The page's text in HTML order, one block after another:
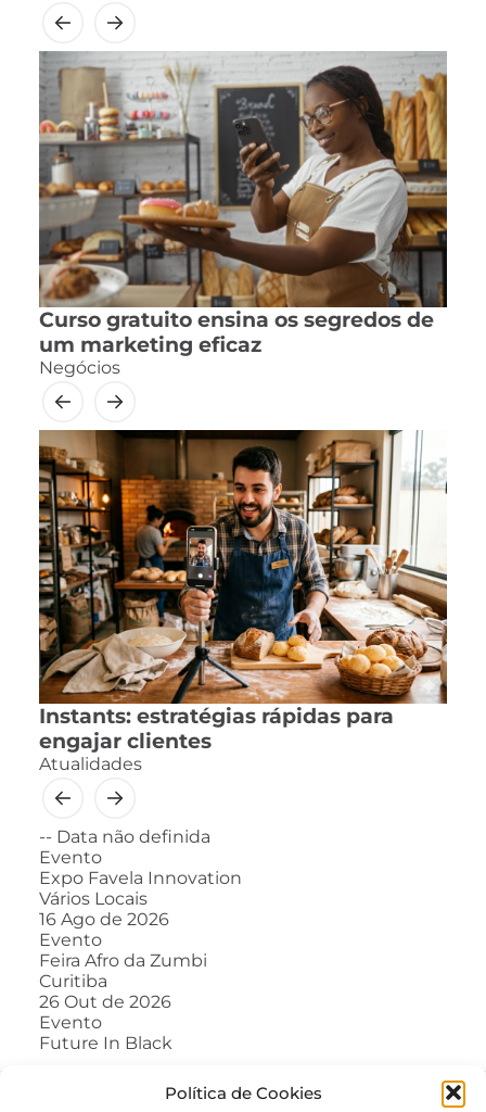
Política de Cookies
Curso gratuito ensina os segredos de
um marketing eficaz
Negócios
Instants: estratégias rápidas para
engajar clientes
Atualidades
-- Data não definida
Evento
Expo Favela Innovation
Vários Locais
16 Ago de 2026
Evento
Feira Afro da Zumbi
Curitiba
26 Out de 2026
Evento
Future In Black